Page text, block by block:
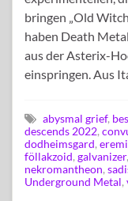
bringen „Old
haben Death
aus der Asterix-
einspringen. Aus
abysmal grief,
descends 2022,
dodheimsgard,
föllakzoid, galvanizer,
nekromantheon,
Underground Metal,